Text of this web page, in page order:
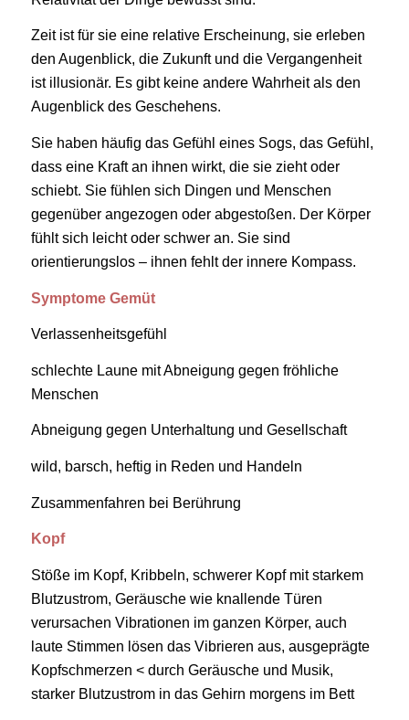
Zeit ist für sie eine relative Erscheinung, sie erleben
den Augenblick, die Zukunft und die Vergangenheit
ist illusionär. Es gibt keine andere Wahrheit als den
Augenblick des Geschehens.
Sie haben häufig das Gefühl eines Sogs, das Gefühl,
dass eine Kraft an ihnen wirkt, die sie zieht oder
schiebt. Sie fühlen sich Dingen und Menschen
gegenüber angezogen oder abgestoßen. Der Körper
fühlt sich leicht oder schwer an. Sie sind
orientierungslos – ihnen fehlt der innere Kompass.
Symptome Gemüt
Verlassenheitsgefühl
schlechte Laune mit Abneigung gegen fröhliche
Menschen
Abneigung gegen Unterhaltung und Gesellschaft
wild, barsch, heftig in Reden und Handeln
Zusammenfahren bei Berührung
Kopf
Stöße im Kopf, Kribbeln, schwerer Kopf mit starkem
Blutzustrom, Geräusche wie knallende Türen
verursachen Vibrationen im ganzen Körper, auch
laute Stimmen lösen das Vibrieren aus, ausgeprägte
Kopfschmerzen < durch Geräusche und Musik,
starker Blutzustrom in das Gehirn morgens im Bett